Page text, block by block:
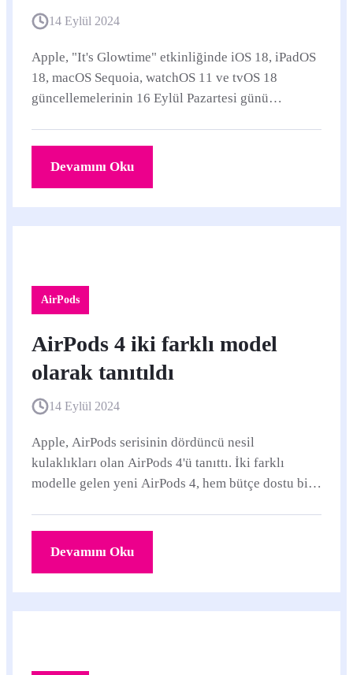
14 Eylül 2024
Apple, "It's Glowtime" etkinliğinde iOS 18, iPadOS
18, macOS Sequoia, watchOS 11 ve tvOS 18
güncellemelerinin 16 Eylül Pazartesi günü
Devamını Oku
AirPods
AirPods 4 iki farklı model
olarak tanıtıldı
14 Eylül 2024
Apple, AirPods serisinin dördüncü nesil
kulaklıkları olan AirPods 4'ü tanıttı. İki farklı
modelle gelen yeni AirPods 4, hem bütçe dostu bir
Devamını Oku